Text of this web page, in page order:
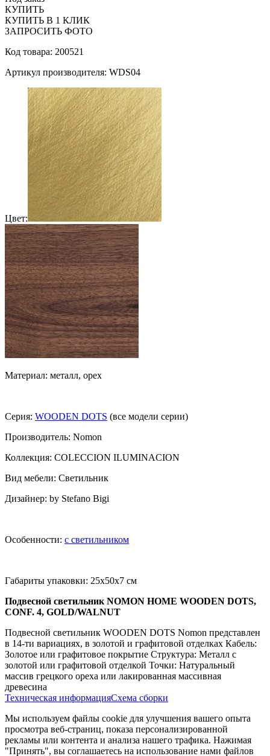
КУПИТЬ
КУПИТЬ В 1 КЛИК
ЗАПРОСИТЬ ФОТО
Код товара: 200521
Артикул производителя: WDS04
Цвет:
Материал: металл, орех
Серия: WOODEN DOTS (все модели серии)
Производитель: Nomon
Коллекция: COLECCION ILUMINACION
Вид мебели: Светильник
Дизайнер: by Stefano Bigi
Особенности: с светильником
Габариты упаковки: 25x50x7 см
Подвесной светильник NOMON HOME WOODEN DOTS,
CONF. 4, GOLD/WALNUT
Подвесной светильник WOODEN DOTS Nomon представлен
в 14-ти вариациях, в золотой и графитовой отделках Кабель:
Золотое или графитовое покрытие Структура: Металл с
золотой или графитовой отделкой Точки: Натуральный
массив грецкого ореха или лакированная массивная
древесина
Техническая информацияСхема сборки
Мы используем файлы cookie для улучшения вашего опыта
просмотра веб-страниц, показа персонализированной
рекламы или контента и анализа нашего трафика. Нажимая
"Принять", вы соглашаетесь на использование нами файлов